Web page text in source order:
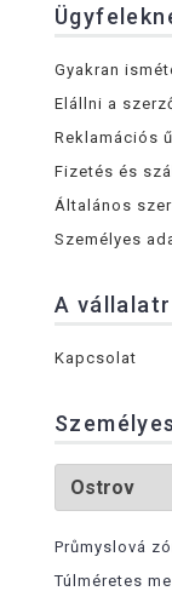
Gyakran
Elállni a
Reklamációs
Fizetés és
Általános
Személyes
A
Kapcsolat
Průmyslová
Túlméretes